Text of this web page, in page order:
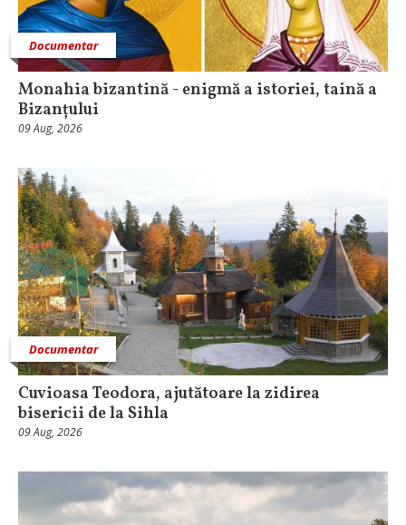
Documentar
Monahia bizantină - enigmă a istoriei, taină a
Bizanțului
09 Aug, 2026
Documentar
Cuvioasa Teodora, ajutătoare la zidirea
bisericii de la Sihla
09 Aug, 2026